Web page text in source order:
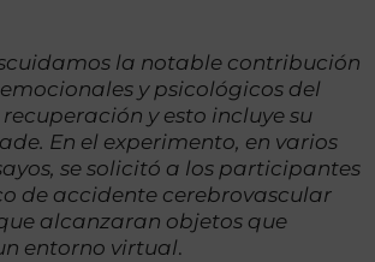
la notable contribución
y psicológicos del
y esto incluye su
En el experimento, en varios
se solicitó a los participantes
de accidente cerebrovascular
alcanzaran objetos que
entorno virtual.